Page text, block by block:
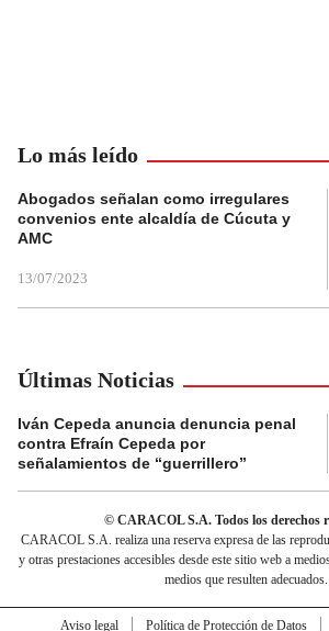
Lo más leído
Abogados señalan como irregulares
convenios ente alcaldía de Cúcuta y
AMC
13/07/2023
Últimas Noticias
Iván Cepeda anuncia denuncia penal
contra Efraín Cepeda por
señalamientos de “guerrillero”
© CARACOL S.A. Todos los derechos
CARACOL S.A. realiza una reserva expresa de las
y otras prestaciones accesibles desde este sitio web a
medios que resulten adecuados.
Aviso legal Política de Protección de Datos